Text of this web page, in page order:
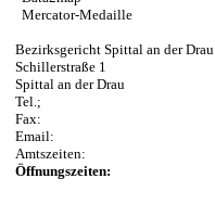
Mercator-Medaille
Bezirksgericht Spittal an der Drau
Schillerstraße 1
Spittal an der Drau
Tel.;
Fax:
Email:
Amtszeiten:
Öffnungszeiten: